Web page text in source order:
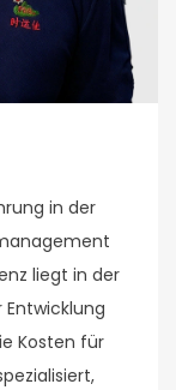
in der
liegt in der
Kosten für